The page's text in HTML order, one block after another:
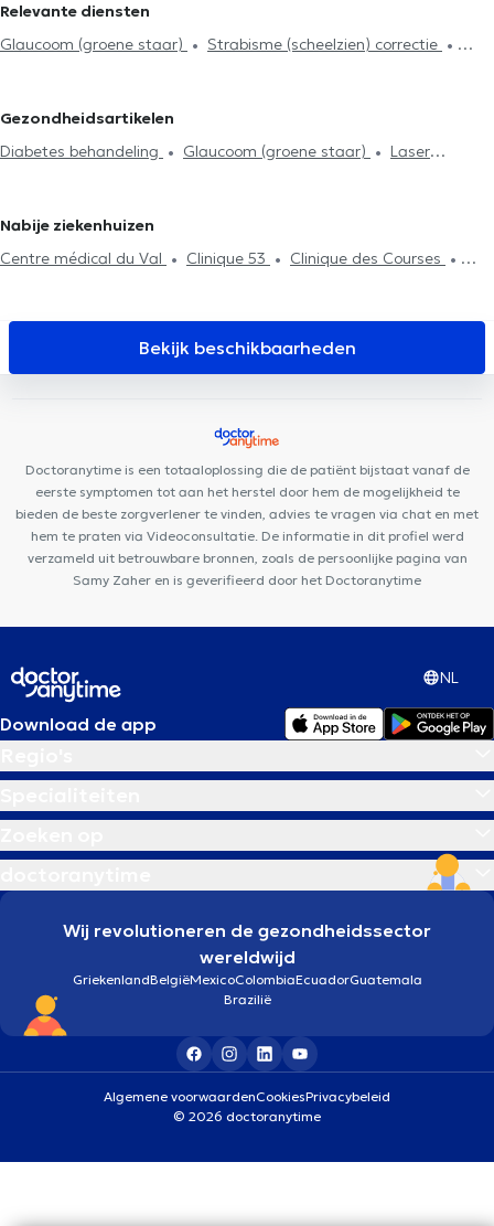
Oogartsen in Anderlecht
in Sint-Jans-Molenbeek
Oogartsen in Wemmel
Oogartsen in
Relevante diensten
Glaucoom (groene staar)
Strabisme (scheelzien) correctie
Laser operatie
Visuele beoordeling
Vakbekwaamheidsexamen
Bekwaamheidstest voor piloten en
Gezondheidsartikelen
Diabetes behandeling
Glaucoom (groene staar)
Laser
Nabije ziekenhuizen
Centre médical du Val
Clinique 53
Clinique des Courses
Stockel Medical Center Medistockel
Center
Clinique 27 GLOBAL CLINIC
CIRCAE - Sleep and
Health and Care Medical Center
Bekijk beschikbaarheden
Doctoranytime is een totaaloplossing die de patiënt bijstaat vanaf de
eerste symptomen tot aan het herstel door hem de mogelijkheid te
bieden de beste zorgverlener te vinden, advies te vragen via chat en met
hem te praten via Videoconsultatie. De informatie in dit profiel werd
verzameld uit betrouwbare bronnen, zoals de persoonlijke pagina van
Samy Zaher en is geverifieerd door het Doctoranytime
NL
Download de app
Wij revolutioneren de gezondheidssector
wereldwijd
GriekenlandBelgiëMexicoColombiaEcuadorGuatemala
Brazilië
Algemene voorwaardenCookiesPrivacybeleid
© 2026 doctoranytime